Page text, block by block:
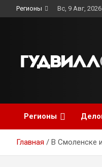
to
Регионы Вс, 9 Авг, 2026
Регионы
Главная В Смоленске